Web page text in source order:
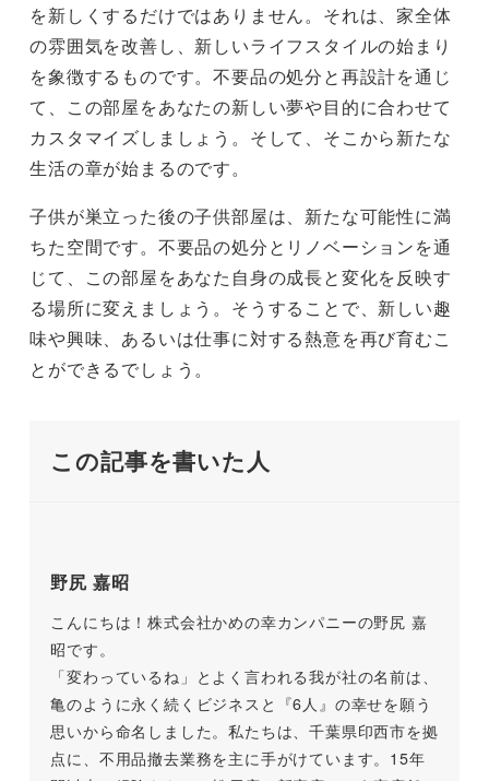
を新しくするだけではありません。それは、家全体
の雰囲気を改善し、新しいライフスタイルの始まり
を象徴するものです。不要品の処分と再設計を通じ
て、この部屋をあなたの新しい夢や目的に合わせて
カスタマイズしましょう。そして、そこから新たな
生活の章が始まるのです。
子供が巣立った後の子供部屋は、新たな可能性に満
ちた空間です。不要品の処分とリノベーションを通
じて、この部屋をあなた自身の成長と変化を反映す
る場所に変えましょう。そうすることで、新しい趣
味や興味、あるいは仕事に対する熱意を再び育むこ
とができるでしょう。
この記事を書いた人
野尻 嘉昭
こんにちは！株式会社かめの幸カンパニーの野尻 嘉
昭です。
「変わっているね」とよく言われる我が社の名前は、
亀のように永く続くビジネスと『6人』の幸せを願う
思いから命名しました。私たちは、千葉県印西市を拠
点に、不用品撤去業務を主に手がけています。15年